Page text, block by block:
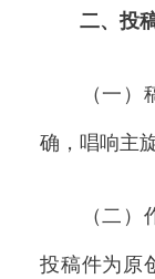
二、投稿
（一）稿
确，唱响主
（二）作
投稿件为原